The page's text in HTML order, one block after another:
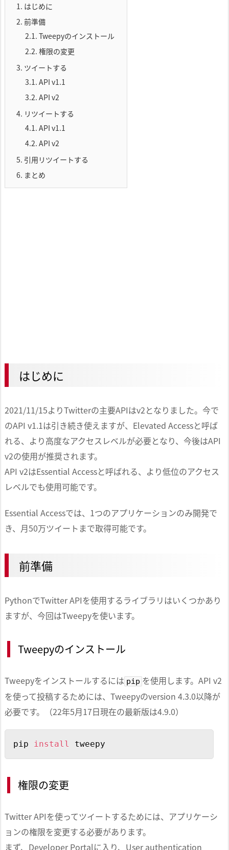
1. はじめに
2. 前準備
2.1. Tweepyのインストール
2.2. 権限の変更
3. ツイートする
3.1. API v1.1
3.2. API v2
4. リツイートする
4.1. API v1.1
4.2. API v2
5. 引用リツイートする
6. まとめ
はじめに
2021/11/15よりTwitterの主要APIはv2となりました。今で
のAPI v1.1は引き続き使えますが、Elevated Accessと呼ば
れる、より高度なアクセスレベルが必要となり、今後はAPI
v2の使用が推奨されます。
API v2はEssential Accessと呼ばれる、より低位のアクセス
レベルでも使用可能です。
Essential Accessでは、1つのアプリケーションのみ開発で
き、月50万ツイートまで取得可能です。
前準備
PythonでTwitter APIを使用するライブラリはいくつかあり
ますが、今回はTweepyを使います。
Tweepyのインストール
Tweepyをインストールするには pip を使用します。API v2
を使って投稿するためには、Tweepyのversion 4.3.0以降が
必要です。（22年5月17日現在の最新版は4.9.0）
pip install tweepy
権限の変更
Twitter APIを使ってツイートするためには、アプリケーシ
ョンの権限を変更する必要があります。
まず、Developer Portalに入り、User authentication